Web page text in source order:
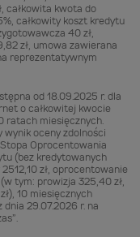
całkowita kwota do
całkowity koszt kredytu
40 zł,
zł, umowa zawierana
reprezentatywnym
od 18.09.2025 r. dla
o całkowitej kwocie
ratach miesięcznych.
oceny zdolności
Oprocentowania
(bez kredytowanych
zł, oprocentowanie
tym: prowizja 325,40 zł,
10 miesięcznych
dnia 29.07.2026 r. na